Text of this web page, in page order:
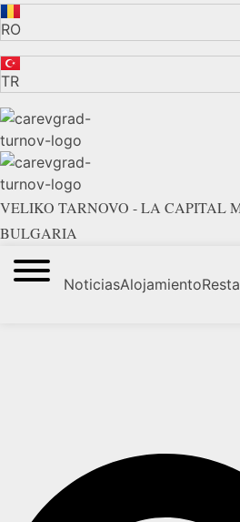
RO
TR
VELIKO TARNOVO - LA CAPITAL
BULGARIA
NoticiasAlojamiento